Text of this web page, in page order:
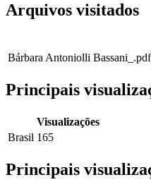
Arquivos visitados
Bárbara Antoniolli Bassani_.pdf
Principais
Visualizações
Brasil 165
Principais